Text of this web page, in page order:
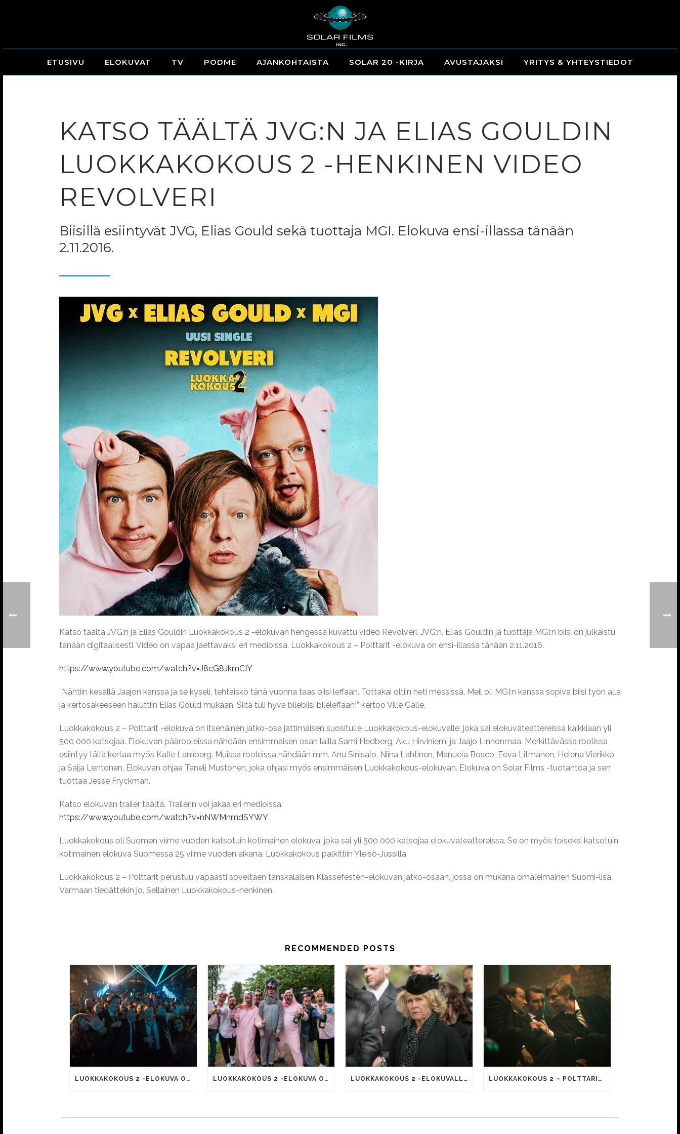
ETUSIVU ELOKUVAT TV PODME AJANKOHTAISTA SOLAR 20 -KIRJA AVUSTAJAKSI YRITYS & YHTEYSTIEDOT
KATSO TÄÄLTÄ JVG:N JA ELIAS GOULDIN
LUOKKAKOKOUS 2 -HENKINEN VIDEO
REVOLVERI
Biisillä esiintyvät JVG, Elias Gould sekä tuottaja MGI. Elokuva ensi-illassa tänään
2.11.2016.
Katso täältä JVG:n ja Elias Gouldin Luokkakokous 2 -elokuvan hengessä kuvattu video Revolveri. JVG:n, Elias Gouldin ja tuottaja MGI:n biisi on julkaistu
tänään digitaalisesti. Video on vapaa jaettavaksi eri medioissa. Luokkakokous 2 – Polttarit -elokuva on ensi-illassa tänään 2.11.2016.
https://www.youtube.com/watch?v=J8cG8JkmCIY
”Nähtiin kesällä Jaajon kanssa ja se kyseli, tehtäiskö tänä vuonna taas biisi leffaan. Tottakai oltiin heti messissä. Meil oli MGI:n kanssa sopiva biisi työn alla
ja kertosäkeeseen haluttiin Elias Gould mukaan. Siitä tuli hyvä bilebiisi bileleffaan!” kertoo Ville Galle.
Luokkakokous 2 – Polttarit -elokuva on itsenäinen jatko-osa jättimäisen suositulle Luokkakokous-elokuvalle, joka sai elokuvateattereissa kaikkiaan yli
500 000 katsojaa. Elokuvan päärooleissa nähdään ensimmäisen osan lailla Sami Hedberg, Aku Hirviniemi ja Jaajo Linnonmaa. Merkittävässä roolissa
esiintyy tällä kertaa myös Kalle Lamberg. Muissa rooleissa nähdään mm. Anu Sinisalo, Niina Lahtinen, Manuela Bosco, Eeva Litmanen, Helena Vierikko
ja Saija Lentonen. Elokuvan ohjaa Taneli Mustonen, joka ohjasi myös ensimmäisen Luokkakokous-elokuvan. Elokuva on Solar Films -tuotantoa ja sen
tuottaa Jesse Fryckman.
Katso elokuvan trailer täältä. Trailerin voi jakaa eri medioissa.
https://www.youtube.com/watch?v=nNWMnmdSYWY
Luokkakokous oli Suomen viime vuoden katsotuin kotimainen elokuva, joka sai yli 500 000 katsojaa elokuvateattereissa. Se on myös toiseksi katsotuin
kotimainen elokuva Suomessa 25 viime vuoden aikana. Luokkakokous palkittiin Yleisö-Jussilla.
Luokkakokous 2 – Polttarit perustuu vapaasti soveltaen tanskalaisen Klassefesten-elokuvan jatko-osaan, jossa on mukana omaleimainen Suomi-lisä.
Varmaan tiedättekin jo. Sellainen Luokkakokous-henkinen.
RECOMMENDED POSTS
LUOKKAKOKOUS 2 -ELOKUVA ON YLITTÄNYT 300 000 KATSOJAN RAJAN LUOKKAKOKOUS 2 -ELOKUVA ON YLITTÄNYT 200 000 KATSOJAN RAJAPYYKIN LUOKKAKOKOUS 2 -ELOKUVALLA 116 861 KATSOJAA AVAUSVIIKONLOPUN JÄLKEEN LUOKKAKOKOUS 2 – POLTTARIT -ELOKUVAN ENSI-ILTA ON 2.11.2016